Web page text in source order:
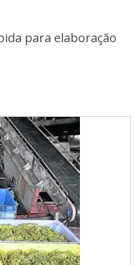
para elaboração